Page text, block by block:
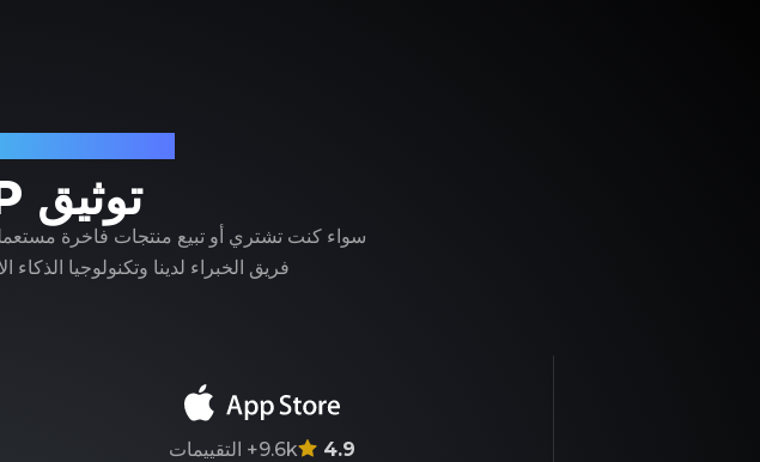
توثيق LEGITAPP
فريق الخبراء لدينا وتكنولوجيا
4.9
9.6k+ التقييمات